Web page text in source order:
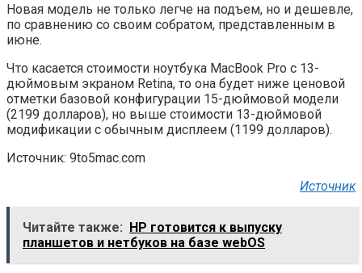
Новая модель не только легче на подъем, но и дешевле,
по сравнению со своим собратом, представленным в
июне.
Что касается стоимости ноутбука MacBook Pro с 13-
дюймовым экраном Retina, то она будет ниже ценовой
отметки базовой конфигурации 15-дюймовой модели
(2199 долларов), но выше стоимости 13-дюймовой
модификации с обычным дисплеем (1199 долларов).
Источник: 9to5mac.com
Источник
Читайте также: HP готовится к выпуску
планшетов и нетбуков на базе webOS